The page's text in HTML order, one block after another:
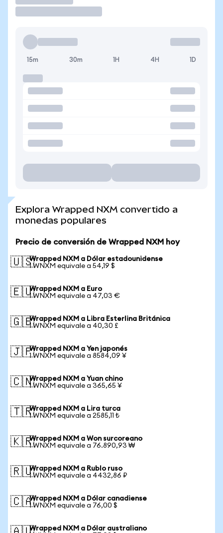
15m 30m 1H 4H 1D
Explora Wrapped NXM convertido a
monedas populares
Precio de conversión de Wrapped NXM hoy
🇺🇸Wrapped NXM a Dólar estadounidense
1 WNXM equivale a 54,19 $
🇪🇺Wrapped NXM a Euro
1 WNXM equivale a 47,03 €
🇬🇧Wrapped NXM a Libra Esterlina Británica
1 WNXM equivale a 40,30 £
🇯🇵Wrapped NXM a Yen japonés
1 WNXM equivale a 8584,09 ¥
🇨🇳Wrapped NXM a Yuan chino
1 WNXM equivale a 365,65 ¥
🇹🇷Wrapped NXM a Lira turca
1 WNXM equivale a 2585,11 ₺
🇰🇷Wrapped NXM a Won surcoreano
1 WNXM equivale a 76.890,93 ₩
🇷🇺Wrapped NXM a Rublo ruso
1 WNXM equivale a 4432,86 ₽
🇨🇦Wrapped NXM a Dólar canadiense
1 WNXM equivale a 76,00 $
Wrapped NXM a Dólar australiano